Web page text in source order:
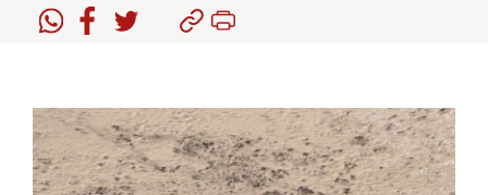
Postgrado
Formación Continua